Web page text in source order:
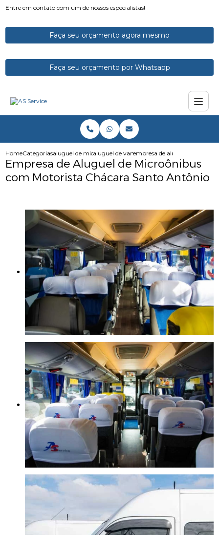
Entre em contato com um de nossos especialistas!
Faça seu orçamento agora mesmo
Faça seu orçamento por Whatsapp
HomeCategoriasaluguel de micro onibusaluguel de vans e microonibus
empresa de aluguel de
Empresa de Aluguel de Microônibus
com Motorista Chácara Santo Antônio